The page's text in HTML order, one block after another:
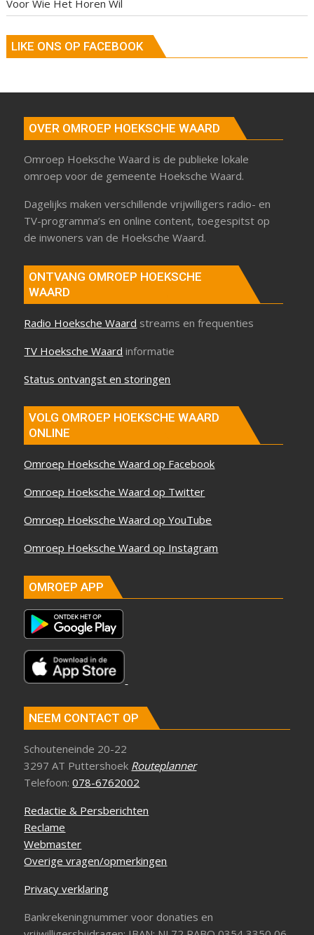
Voor Wie Het Horen Wil
LIKE ONS OP FACEBOOK
OVER OMROEP HOEKSCHE WAARD
Omroep Hoeksche Waard is de publieke lokale
omroep voor de gemeente Hoeksche Waard.
Dagelijks maken verschillende vrijwilligers radio- en
TV-programma’s en online content, toegespitst op
de inwoners van de Hoeksche Waard.
ONTVANG OMROEP HOEKSCHE
WAARD
Radio Hoeksche Waard streams en frequenties
TV Hoeksche Waard informatie
Status ontvangst en storingen
VOLG OMROEP HOEKSCHE WAARD
ONLINE
Omroep Hoeksche Waard op Facebook
Omroep Hoeksche Waard op Twitter
Omroep Hoeksche Waard op YouTube
Omroep Hoeksche Waard op Instagram
OMROEP APP
NEEM CONTACT OP
Schouteneinde 20-22
3297 AT Puttershoek Routeplanner
Telefoon:078-6762002
Redactie & Persberichten
Reclame
Webmaster
Overige vragen/opmerkingen
Privacy verklaring
Bankrekeningnummer voor donaties en